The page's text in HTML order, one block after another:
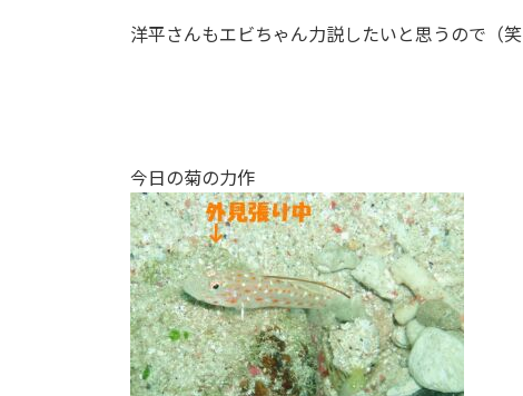
洋平さんもエビちゃん力説したいと思うので（笑
今日の菊の力作